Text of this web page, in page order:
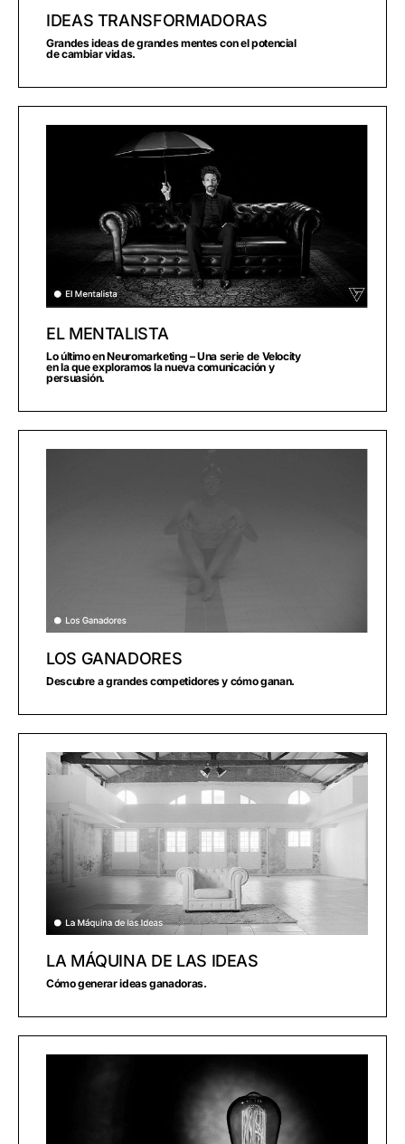
IDEAS TRANSFORMADORAS
Grandes ideas de grandes mentes con el potencial
de cambiar vidas.
EL MENTALISTA
Lo último en Neuromarketing – Una serie de Velocity
en la que exploramos la nueva comunicación y
persuasión.
LOS GANADORES
Descubre a grandes competidores y cómo ganan.
LA MÁQUINA DE LAS IDEAS
Cómo generar ideas ganadoras.